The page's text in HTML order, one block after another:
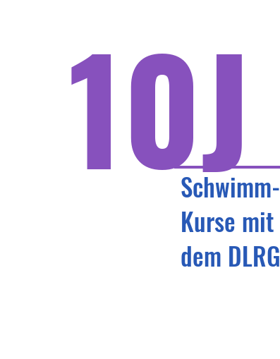
10J
Schwimm-
Kurse mit
dem DLRG